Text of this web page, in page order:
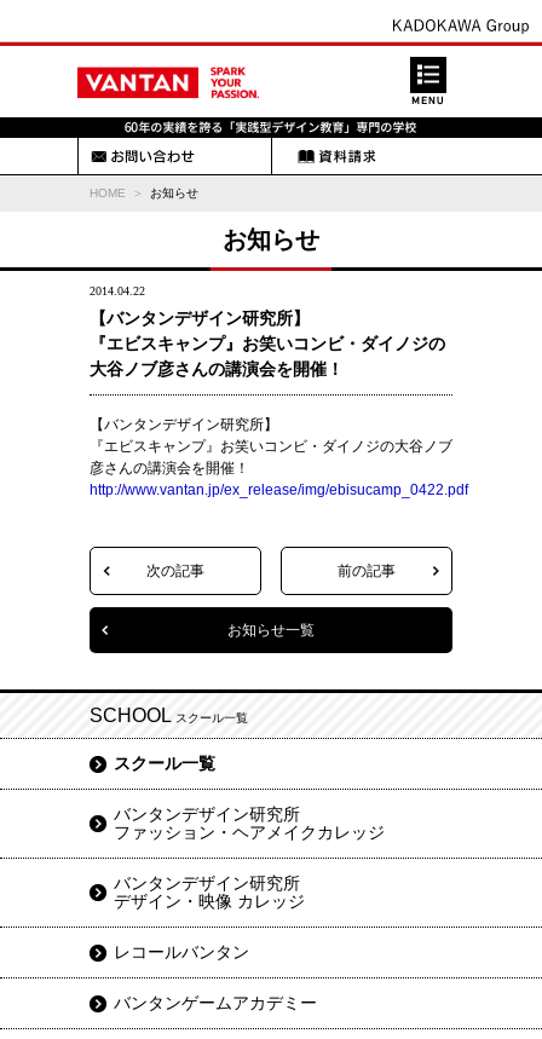
HOME お知らせ
お知らせ
2014.04.22
【バンタンデザイン研究所】
『エビスキャンプ』お笑いコンビ・ダイノジの
大谷ノブ彦さんの講演会を開催！
【バンタンデザイン研究所】
『エビスキャンプ』お笑いコンビ・ダイノジの大谷ノブ
彦さんの講演会を開催！
http://www.vantan.jp/ex_release/img/ebisucamp_0422.pdf
次の記事 前の記事
お知らせ一覧
SCHOOL スクール一覧
スクール一覧
バンタンデザイン研究所
ファッション・ヘアメイクカレッジ
バンタンデザイン研究所
デザイン・映像 カレッジ
レコールバンタン
バンタンゲームアカデミー